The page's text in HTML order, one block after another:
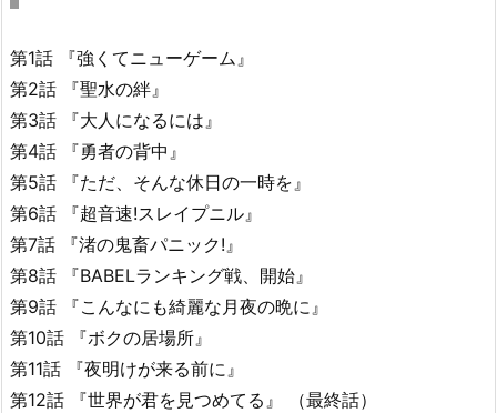
第1話 『強くてニューゲーム』
第2話 『聖水の絆』
第3話 『大人になるには』
第4話 『勇者の背中』
第5話 『ただ、そんな休日の一時を』
第6話 『超音速!スレイプニル』
第7話 『渚の鬼畜パニック!』
第8話 『BABELランキング戦、開始』
第9話 『こんなにも綺麗な月夜の晩に』
第10話 『ボクの居場所』
第11話 『夜明けが来る前に』
第12話 『世界が君を見つめてる』 （最終話）